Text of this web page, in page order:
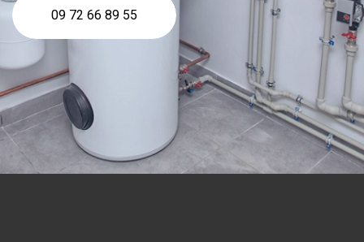
09 72 66 89 55